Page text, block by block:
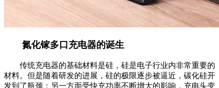
氮化镓多口充电器的诞生
传统充电器的基础材料是硅，硅是电子行业内非常重要的
材料。但是随着研发的进展，硅的极限逐步被逼近，碳化硅开
发到了瓶颈；另一方面受快充功率不断增大的影响，充电头变